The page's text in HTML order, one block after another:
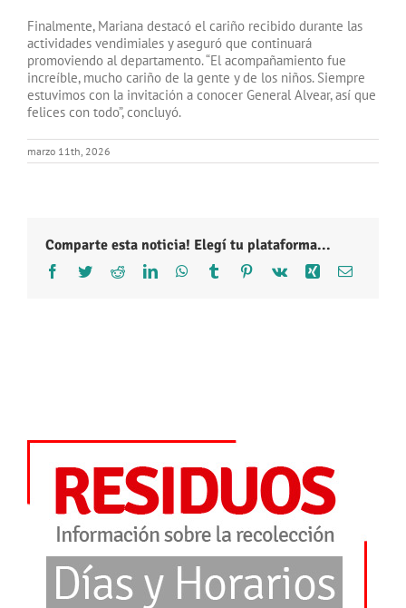
Finalmente, Mariana destacó el cariño recibido durante las
actividades vendimiales y aseguró que continuará
promoviendo al departamento. “El acompañamiento fue
increíble, mucho cariño de la gente y de los niños. Siempre
estuvimos con la invitación a conocer General Alvear, así que
felices con todo”, concluyó.
marzo 11th, 2026
Comparte esta noticia! Elegí tu plataforma...
Facebook
TwitterRedditLinkedInWhatsApp
Tumblr Pinterest
Vk Xing Correo